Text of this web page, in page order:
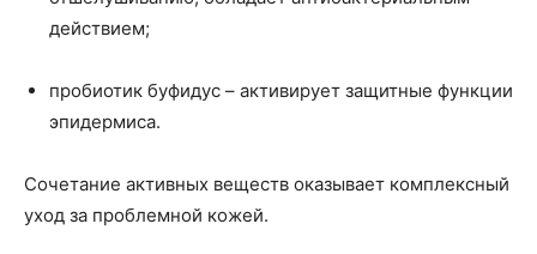
действием;
пробиотик буфидус – активирует защитные функции
эпидермиса.
Сочетание активных веществ оказывает комплексный
уход за проблемной кожей.